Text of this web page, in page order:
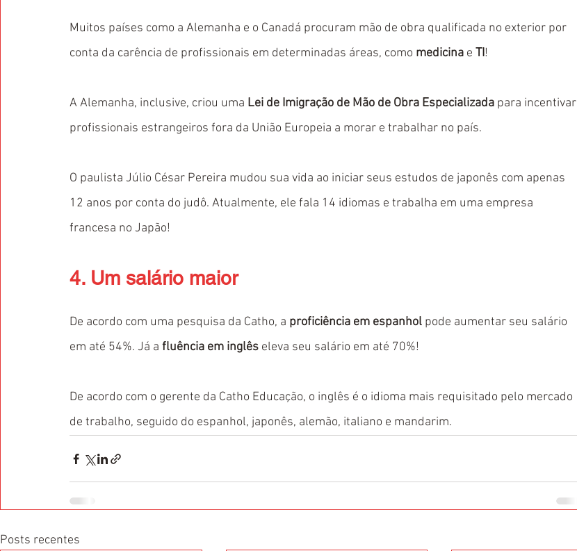
Muitos países como a Alemanha e o Canadá procuram mão de obra qualificada no exterior por
conta da carência de profissionais em determinadas áreas, como medicina e TI!
A Alemanha, inclusive, criou uma Lei de Imigração de Mão de Obra Especializada para incentivar
profissionais estrangeiros fora da União Europeia a morar e trabalhar no país.
O paulista Júlio César Pereira mudou sua vida ao iniciar seus estudos de japonês com apenas
12 anos por conta do judô. Atualmente, ele fala 14 idiomas e trabalha em uma empresa
francesa no Japão!
4. Um salário maior
De acordo com uma pesquisa da Catho, a proficiência em espanhol pode aumentar seu salário
em até 54%. Já a fluência em inglês eleva seu salário em até 70%!
De acordo com o gerente da Catho Educação, o inglês é o idioma mais requisitado pelo mercado
de trabalho, seguido do espanhol, japonês, alemão, italiano e mandarim.
Posts recentes